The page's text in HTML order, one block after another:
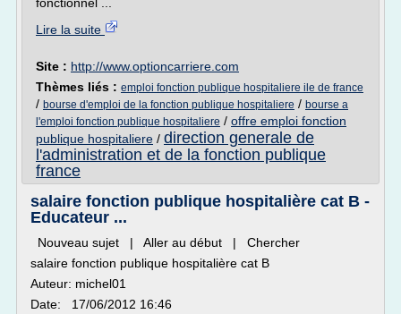
Lire la suite
Site : http://www.optioncarriere.com
Thèmes liés : emploi fonction publique hospitaliere ile de france
/ bourse d'emploi de la fonction publique hospitaliere / bourse a
l'emploi fonction publique hospitaliere / offre emploi fonction
publique hospitaliere / direction generale de
l'administration et de la fonction publique
france
salaire fonction publique hospitalière cat B -
Educateur ...
Nouveau sujet | Aller au début | Chercher
salaire fonction publique hospitalière cat B
Auteur: michel01
Date: 17/06/2012 16:46